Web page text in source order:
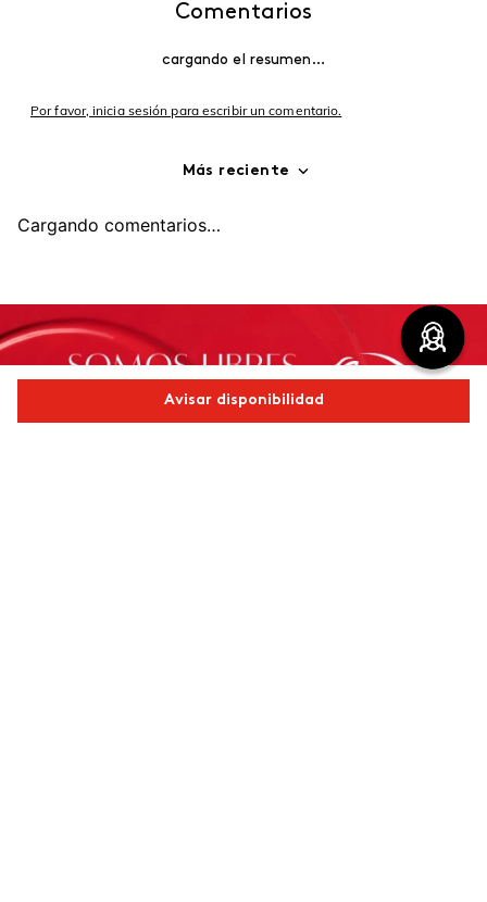
Avisar disponibilidad
Comentarios
cargando el resumen…
Por favor, inicia sesión para escribir un comentario.
Más reciente
Cargando comentarios…